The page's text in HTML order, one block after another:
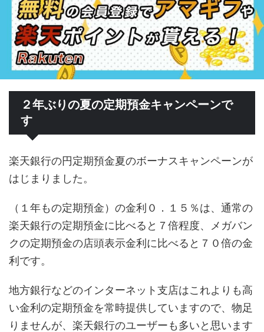
２年ぶりの夏の定期預金キャンペーンで
す
楽天銀行の円定期預金夏のボーナスキャンペーンが
はじまりました。
（１年もの定期預金）の金利０．１５％は、通常の
楽天銀行の定期預金に比べると７倍程度、メガバン
クの定期預金の店頭表示金利に比べると７０倍の金
利です。
地方銀行などのインターネット支店はこれよりも高
い金利の定期預金を常時提供していますので、物足
りませんが、楽天銀行のユーザーも多いと思います